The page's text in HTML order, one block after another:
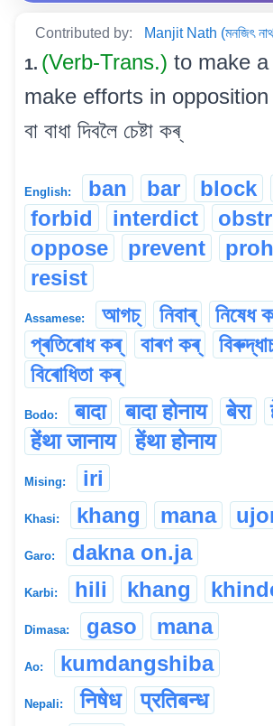
Contributed by: Manjit Nath (মনজিৎ
1. (Verb-Trans.) to make
make efforts in opposition
বা বাধা দিবলৈ চেষ্টা কৰ্
English: ban bar block
forbid
interdict
oppose
prevent
resist
Assamese: আগচ্ নিবাৰ্
নিষেধ
প্ৰতিৰোধ কৰ্
বাৰণ কৰ্
বিৰোধিতা কৰ্
Bodo: बादा बादा होनाय बेरा
हेंथा जानाय
हेंथा होनाय
Mising: iri
Khasi: khang mana
Garo: dakna on.ja
Karbi: hili khang
Dimasa: gaso mana
Ao: kumdangshiba
Nepali: निषेध
प्रतिबन्ध